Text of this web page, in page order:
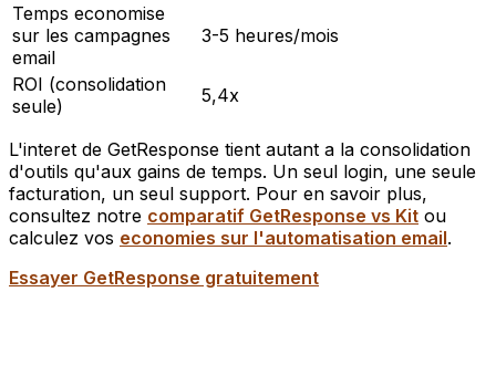
Temps economise
sur les campagnes
email
3-5 heures/mois
ROI (consolidation
seule)
5,4x
L'interet de GetResponse tient autant a la consolidation
d'outils qu'aux gains de temps. Un seul login, une seule
facturation, un seul support. Pour en savoir plus,
consultez notre comparatif GetResponse vs Kit ou
calculez vos economies sur l'automatisation email.
Essayer GetResponse gratuitement